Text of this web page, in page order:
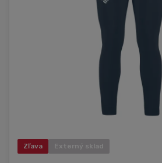
Zľava Externý sklad